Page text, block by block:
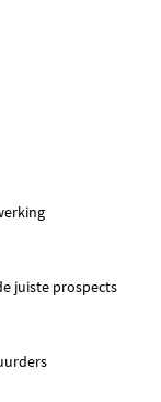
juiste prospects